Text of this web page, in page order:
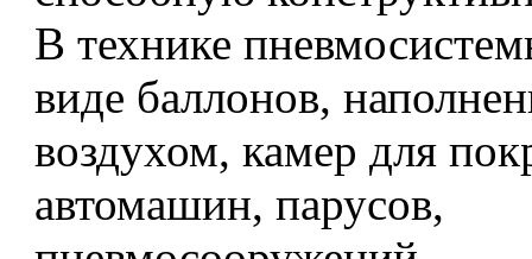
В технике
виде баллонов,
воздухом, камер для
автомашин, парусов,